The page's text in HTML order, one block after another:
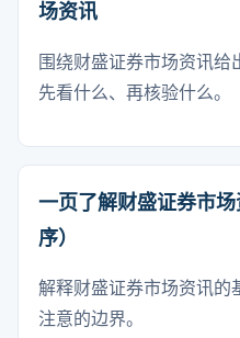
场资讯
围绕财盛证券市场资讯给
先看什么、再核验什么。
一页了解财盛证券市
序）
解释财盛证券市场资讯的
注意的边界。